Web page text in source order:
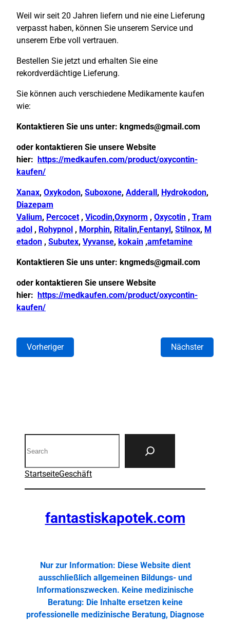
Weil wir seit 20 Jahren liefern und nie eine Lieferung
verpasst haben, können Sie unserem Service und
unserem Erbe voll vertrauen.
Bestellen Sie jetzt und erhalten Sie eine
rekordverdächtige Lieferung.
Sie können auch verschiedene Medikamente kaufen
wie:
Kontaktieren Sie uns unter: kngmeds@gmail.com
oder kontaktieren Sie unsere Website
hier:
https://medkaufen.com/product/oxycontin-
kaufen/
Xanax, Oxykodon, Suboxone, Adderall , Hydrokodon,
Diazepam
Valium, Percocet, Vicodin,Oxynorm , Oxycotin , Tram
adol , Rohypnol , Morphin, Ritalin, Fentanyl , Stilnox, M
etadon , Subutex, Vyvanse, kokain ,amfetamine
Kontaktieren Sie uns unter: kngmeds@gmail.com
oder kontaktieren Sie unsere Website
hier:
https://medkaufen.com/product/oxycontin-
kaufen/
Vorheriger Nächster
StartseiteGeschäft
fantastiskapotek.com
Nur zur Information: Diese Website dient
ausschließlich allgemeinen Bildungs- und
Informationszwecken. Keine medizinische
Beratung: Die Inhalte ersetzen keine
professionelle medizinische Beratung, Diagnose